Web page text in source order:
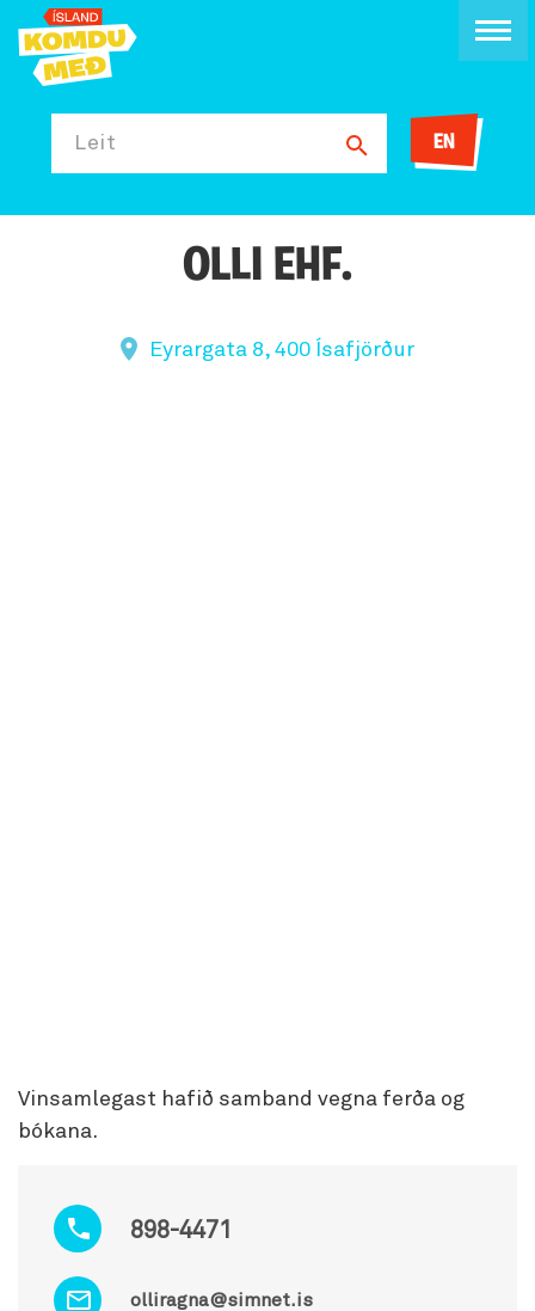
Leit EN
OLLI EHF.
Eyrargata 8, 400 Ísafjörður
898-4471
olliragna@simnet.is
Vinsamlegast hafið samband vegna ferða og
bókana.